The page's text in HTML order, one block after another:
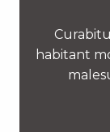
habitant